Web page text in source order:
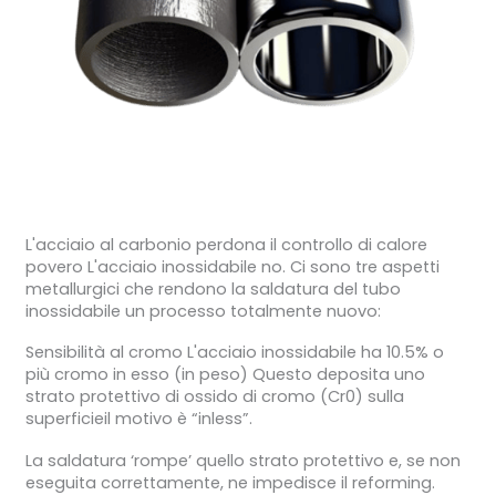
L'acciaio al carbonio perdona il controllo di calore
povero L'acciaio inossidabile no. Ci sono tre aspetti
metallurgici che rendono la saldatura del tubo
inossidabile un processo totalmente nuovo:
Sensibilità al cromo L'acciaio inossidabile ha 10.5% o
più cromo in esso (in peso) Questo deposita uno
strato protettivo di ossido di cromo (Cr0) sulla
superficieil motivo è “inless”.
La saldatura ‘rompe’ quello strato protettivo e, se non
eseguita correttamente, ne impedisce il reforming.